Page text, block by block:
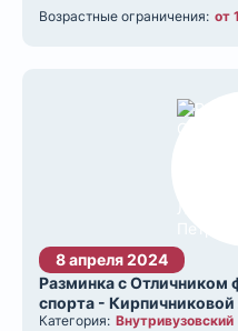
Возрастные ограничения: от
8 апреля 2024
Разминка с Отличником
спорта -
Категория: Внутривузовский